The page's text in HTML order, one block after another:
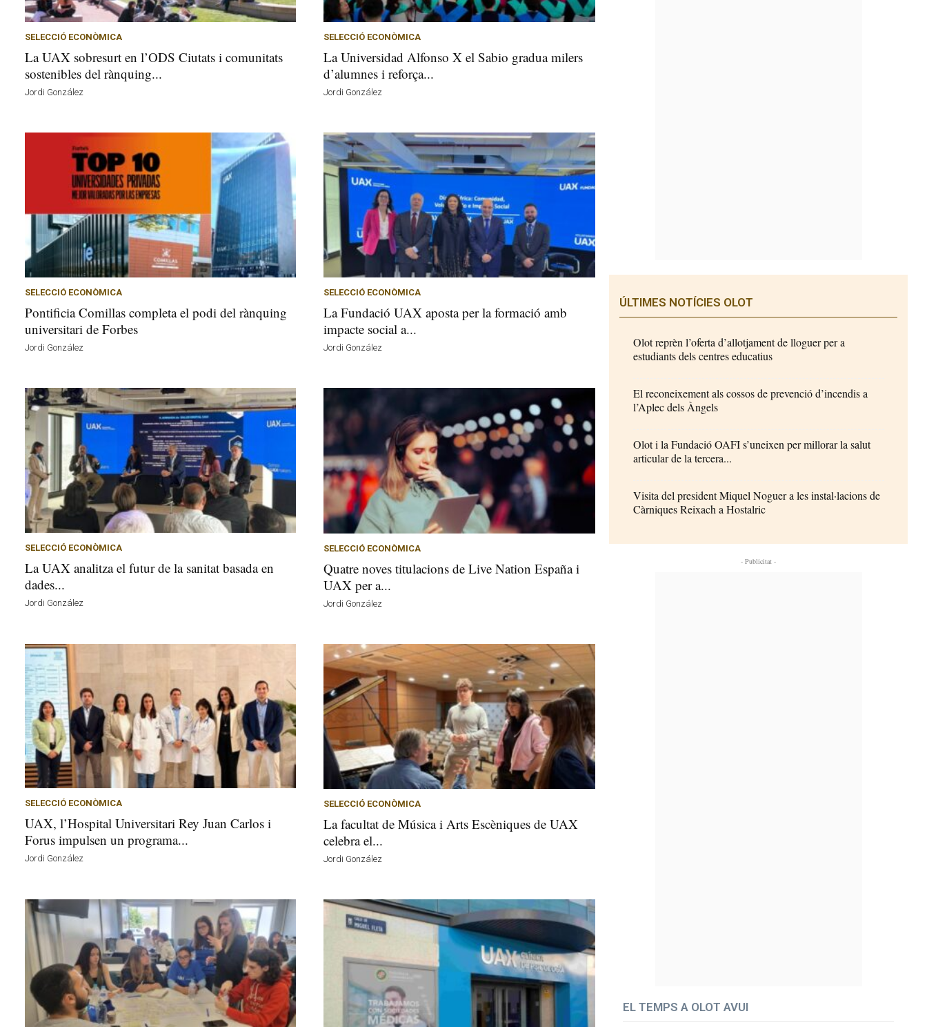
SELECCIÓ ECONÒMICA
La UAX sobresurt en l’ODS Ciutats i comunitats
sostenibles del rànquing...
Jordi González
SELECCIÓ ECONÒMICA
La Universidad Alfonso X el Sabio gradua milers
d’alumnes i reforça...
Jordi González
SELECCIÓ ECONÒMICA
Pontificia Comillas completa el podi del rànquing
universitari de Forbes
Jordi González
SELECCIÓ ECONÒMICA
La Fundació UAX aposta per la formació amb
impacte social a...
Jordi González
SELECCIÓ ECONÒMICA
La UAX analitza el futur de la sanitat basada en
dades...
Jordi González
SELECCIÓ ECONÒMICA
Quatre noves titulacions de Live Nation España i
UAX per a...
Jordi González
SELECCIÓ ECONÒMICA
UAX, l’Hospital Universitari Rey Juan Carlos i
Forus impulsen un programa...
Jordi González
SELECCIÓ ECONÒMICA
La facultat de Música i Arts Escèniques de UAX
celebra el...
Jordi González
ÚLTIMES NOTÍCIES OLOT
Olot reprèn l’oferta d’allotjament de lloguer per a
estudiants dels centres educatius
El reconeixement als cossos de prevenció d’incendis a
l’Aplec dels Àngels
Olot i la Fundació OAFI s’uneixen per millorar la salut
articular de la tercera...
Visita del president Miquel Noguer a les instal·lacions de
Càrniques Reixach a Hostalric
- Publicitat -
EL TEMPS A OLOT AVUI